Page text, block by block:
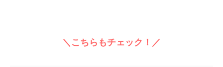
＼こちらもチェック！／